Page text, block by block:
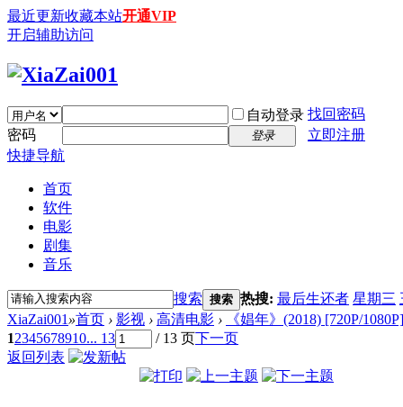
最近更新收藏本站开通VIP
开启辅助访问
自动登录 找回密码
密码
登录
立即注册
快捷导航
首页
软件
电影
剧集
音乐
搜索 搜索 热搜: 最后生还者 星期三
XiaZai001 »首页 › 影视 › 高清电影 ›
《娼年》(2018) [720P/
12345678910... 13 / 13 页下一页
返回列表